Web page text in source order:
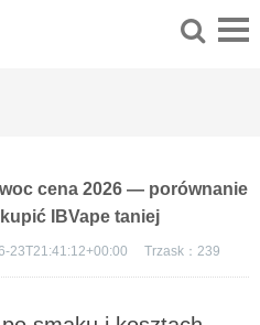
cena 2026 — porównanie
IBVape taniej
23T21:41:12+00:00 Trzask： 239